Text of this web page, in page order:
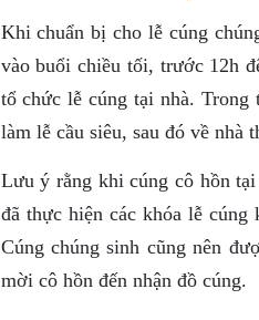
Khi chuẩn bị cho lễ cúng
vào buổi chiều tối, trước 12h
tổ chức lễ cúng tại nhà.
làm lễ cầu siêu, sau đó về nhà
Lưu ý rằng khi cúng cô hồn
đã thực hiện các khóa lễ
Cúng chúng sinh cũng nên
mời cô hồn đến nhận đồ cúng.